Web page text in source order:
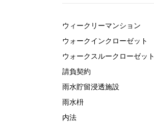
ウィークリーマンション
ウォークインクローゼット
ウォークスルークローゼット
請負契約
雨水貯留浸透施設
雨水枡
内法